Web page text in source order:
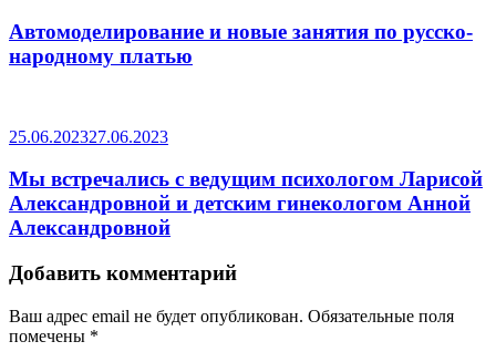
Автомоделирование и новые занятия по русско-
народному платью
25.06.202327.06.2023
Мы встречались с ведущим психологом Ларисой
Александровной и детским гинекологом Анной
Александровной
Добавить комментарий
Ваш адрес email не будет опубликован. Обязательные поля
помечены *